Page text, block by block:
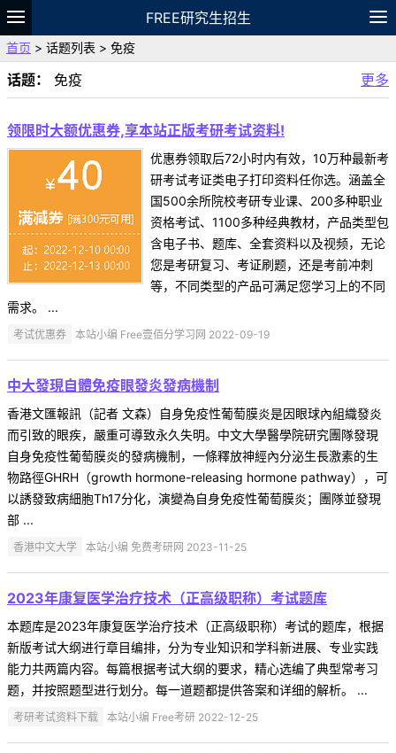
FREE研究生招生
题库
故事 专题
VIP
资料
首页 > 话题列表 > 免疫
话题： 免疫 更多
领限时大额优惠券,享本站正版考研考试资料!
优惠券领取后72小时内有效，10万种最新考
研考试考证类电子打印资料任你选。涵盖全
国500余所院校考研专业课、200多种职业
资格考试、1100多种经典教材，产品类型包
含电子书、题库、全套资料以及视频，无论
您是考研复习、考证刷题，还是考前冲刺
等，不同类型的产品可满足您学习上的不同
需求。 ...
考试优惠券 本站小编 Free壹佰分学习网 2022-09-19
中大發現自體免疫眼發炎發病機制
香港文匯報訊（記者 文森）自身免疫性葡萄膜炎是因眼球內組織發炎
而引致的眼疾，嚴重可導致永久失明。中文大學醫學院研究團隊發現
自身免疫性葡萄膜炎的發病機制，一條釋放神經內分泌生長激素的生
物路徑GHRH（growth hormone-releasing hormone pathway），可
以誘發致病細胞Th17分化，演變為自身免疫性葡萄膜炎；團隊並發現
部 ...
香港中文大学 本站小编 免费考研网 2023-11-25
2023年康复医学治疗技术（正高级职称）考试题库
本题库是2023年康复医学治疗技术（正高级职称）考试的题库，根据
新版考试大纲进行章目编排，分为专业知识和学科新进展、专业实践
能力共两篇内容。每篇根据考试大纲的要求，精心选编了典型常考习
题，并按照题型进行划分。每一道题都提供答案和详细的解析。 ...
考研考试资料下载 本站小编 Free考研 2022-12-25